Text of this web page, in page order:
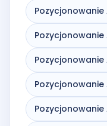
Pozycjonowanie
Pozycjonowanie
Pozycjonowanie
Pozycjonowanie
Pozycjonowanie